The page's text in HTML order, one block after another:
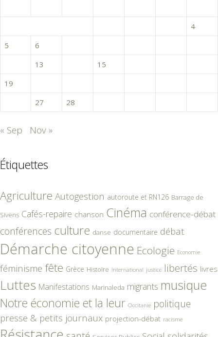
4
5
6
13 15
19
27 28
« Sep Nov »
Étiquettes
Agriculture Autogestion autoroute et RN126 Barrage de
Sivens Cafés-repaire chanson Cinéma conférence-débat
conférences culture danse documentaire débat
Démarche citoyenne Ecologie Economie
féminisme fête Grèce Histoire International justice libertés livres
Luttes Manifestations Marinaleda migrants musique
Notre économie et la leur Occitanie politique
presse & petits journaux projection-débat racisme